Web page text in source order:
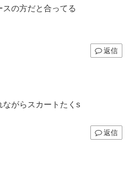
の方だと合ってる
返信
がらスカートたくs
返信